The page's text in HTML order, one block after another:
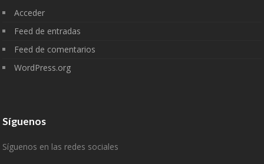
Acceder
Feed de entradas
Feed de comentarios
WordPress.org
Síguenos
Síguenos en las redes sociales